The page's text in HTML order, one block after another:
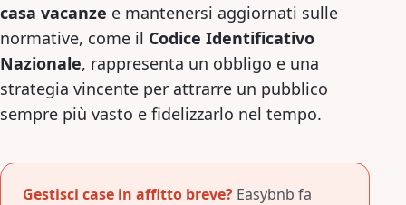
casa vacanze e mantenersi aggiornati sulle
normative, come il Codice Identificativo
Nazionale, rappresenta un obbligo e una
strategia vincente per attrarre un pubblico
sempre più vasto e fidelizzarlo nel tempo.
Gestisci case in affitto breve? Easybnb fa